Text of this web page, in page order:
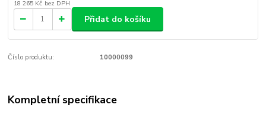
18 265 Kč bez DPH
Přidat do košíku
Číslo produktu: 10000099
Kompletní specifikace